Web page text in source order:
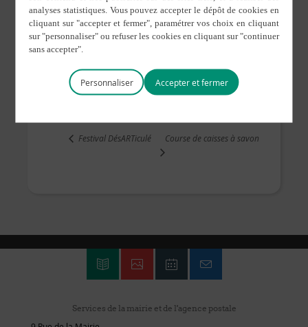
8 juillet 2019 de 0 h 00
min
Fin :
12 juillet 2019 de 0 h 00
Festival DésARTiculé Course de caisses à savon
Services de la mairie et de l'agence postale
Personnaliser